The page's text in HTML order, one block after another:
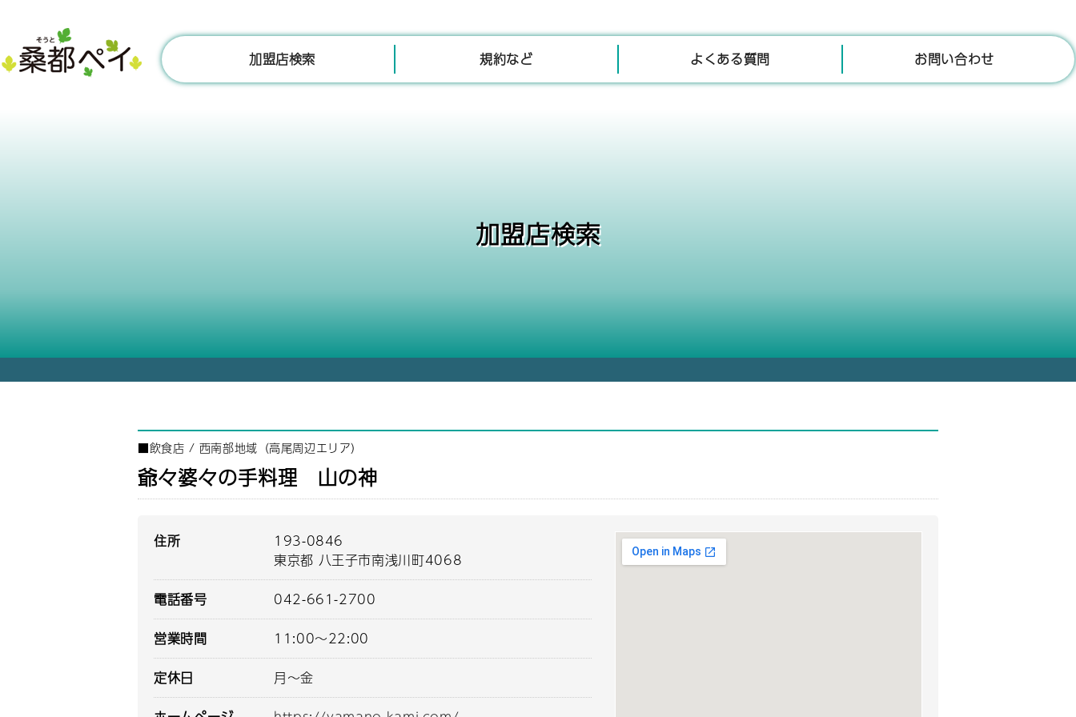
ン
加盟店検索 規約など よくある質問 お問い合わせ
加盟店検索
■飲食店 / 西南部地域（高尾周辺エリア）
爺々婆々の手料理 山の神
住所
193-0846
東京都 八王子市南浅川町4068
電話番号
042-661-2700
営業時間
11:00～22:00
定休日
月～金